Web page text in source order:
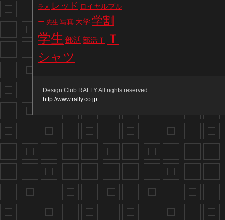
ラメ レッド ロイヤルブル
ー 先生 写真 大学 学割
学生 部活部活Ｔ
Ｔ
シャツ
Design Club RALLY All rights reserved.
http://www.rally.co.jp